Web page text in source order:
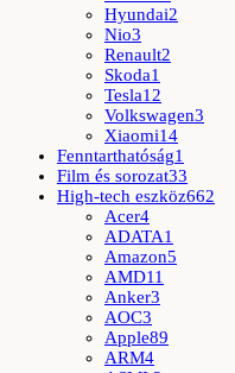
Hyundai2
Nio3
Renault2
Skoda1
Tesla12
Volkswagen3
Xiaomi14
Fenntarthatóság1
Film és sorozat33
High-tech eszköz662
Acer4
ADATA1
Amazon5
AMD11
Anker3
AOC3
Apple89
ARM4